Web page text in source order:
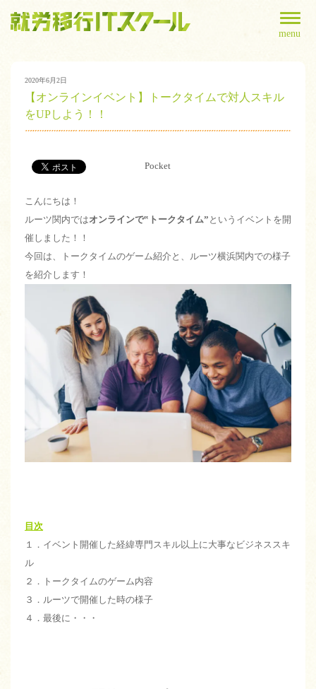
menu
2020年6月2日
【オンラインイベント】トークタイムで対人スキル
をUPしよう！！
Pocket
こんにちは！
ルーツ関内ではオンラインで‟トークタイム” というイベントを開
催しました！！
今回は、トークタイムのゲーム紹介と、ルーツ横浜関内での様子
を紹介します！
目次
１．イベント開催した経緯専門スキル以上に大事なビジネススキ
ル
２．トークタイムのゲーム内容
３．ルーツで開催した時の様子
４．最後に・・・